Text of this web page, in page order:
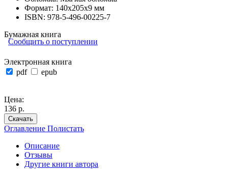
Формат: 140х205х9 мм
ISBN: 978-5-496-00225-7
Бумажная книга
Сообщить о поступлении
Электронная книга
pdf
epub
Цена:
136 р.
Скачать
Оглавление Полистать
Описание
Отзывы
Другие книги автора